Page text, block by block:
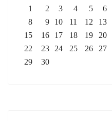
1
2 3 4 5 6
8
9 10 11 12 13
15
16 17 18 19 20
22
23 24 25 26 27
29
30